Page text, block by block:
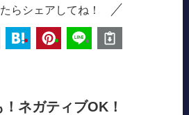
らシェアしてね！
ネガティブOK！